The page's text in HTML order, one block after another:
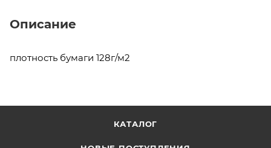
Описание
плотность бумаги 128г/м2
КАТАЛОГ